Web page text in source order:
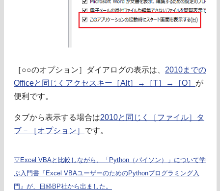
［○○のオプション］ダイアログの表示は、 2010までの
Officeと同じくアクセスキー［Alt］→［T］→［O］ が
便利です。
タブから表示する場合は2010と同じく［ファイル］タ
ブ－［オプション］ です。
▽Excel VBAと比較しながら、「Python（パイソン）」について学
ぶ入門書『Excel VBAユーザーのためのPythonプログラミング入
門』が、日経BP社から出ました。